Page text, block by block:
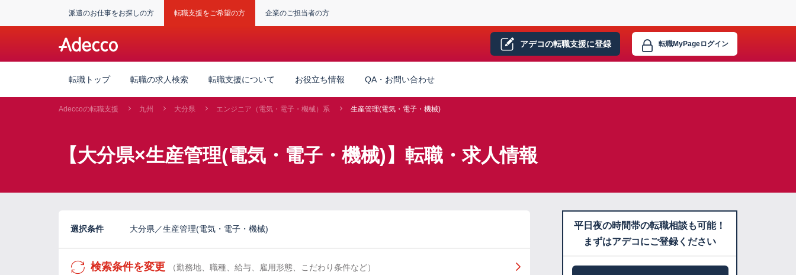
派遣のお仕事をお探しの方 転職支援をご希望の方 企業のご担当者の方
アデコの転職支援に登録 転職MyPageログイン
転職トップ 転職の求人検索 転職支援について お役立ち情報 QA・お問い合わせ
Adeccoの転職支援 九州 大分県 エンジニア（電気・電子・機械）系 生産管理(電気・電子・機械)
【大分県×生産管理(電気・電子・機械)】転職・求人情報
選択条件 大分県／生産管理(電気・電子・機械)
検索条件を変更 （勤務地、職種、給与、雇用形態、こだわり条件など）
平日夜の時間帯の転職相談も可能！
まずはアデコにご登録ください